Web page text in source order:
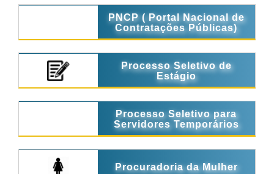
PNCP ( Portal Nacional de
Contratações Públicas)
Processo Seletivo de
Estágio
Processo Seletivo para
Servidores Temporários
Procuradoria da Mulher